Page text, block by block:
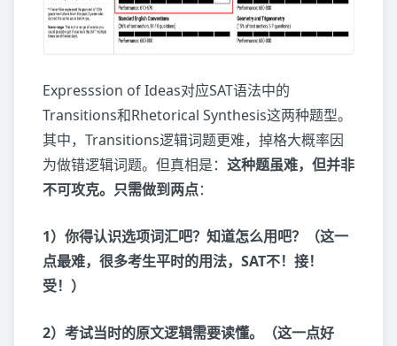
Expresssion of Ideas对应SAT语法中的
Transitions和Rhetorical Synthesis这两种题型。
其中，Transitions逻辑词题更难，掉格大概率因
为做错逻辑词题。但真相是： 这种题虽难，但并非
不可攻克。只需做到两点：
1）你得认识选项词汇吧？知道怎么用吧？（这一
点最难，很多考生平时的用法，SAT不！接！
受！）
2）考试当时的原文逻辑需要读懂。（这一点好